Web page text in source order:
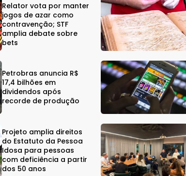
Relator vota por manter
jogos de azar como
contravenção; STF
amplia debate sobre
bets
Petrobras anuncia R$
17,4 bilhões em
dividendos após
recorde de produção
Projeto amplia direitos
do Estatuto da Pessoa
Idosa para pessoas
com deficiência a partir
dos 50 anos